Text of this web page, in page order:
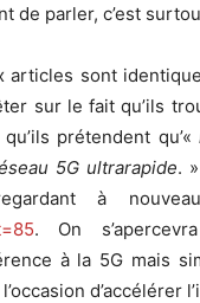
de parler, c’est
sont
sur le fait qu’ils
prétendent qu’«
5G ultrarapide.
à
. On
à la 5G mais
d’accélérer